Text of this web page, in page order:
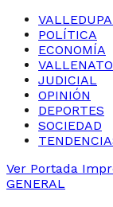
POLÍTICA
ECONOMÍA
VALLENATO
JUDICIAL
OPINIÓN
DEPORTES
SOCIEDAD
Ver Portada
GENERAL